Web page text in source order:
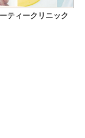
ティークリニック